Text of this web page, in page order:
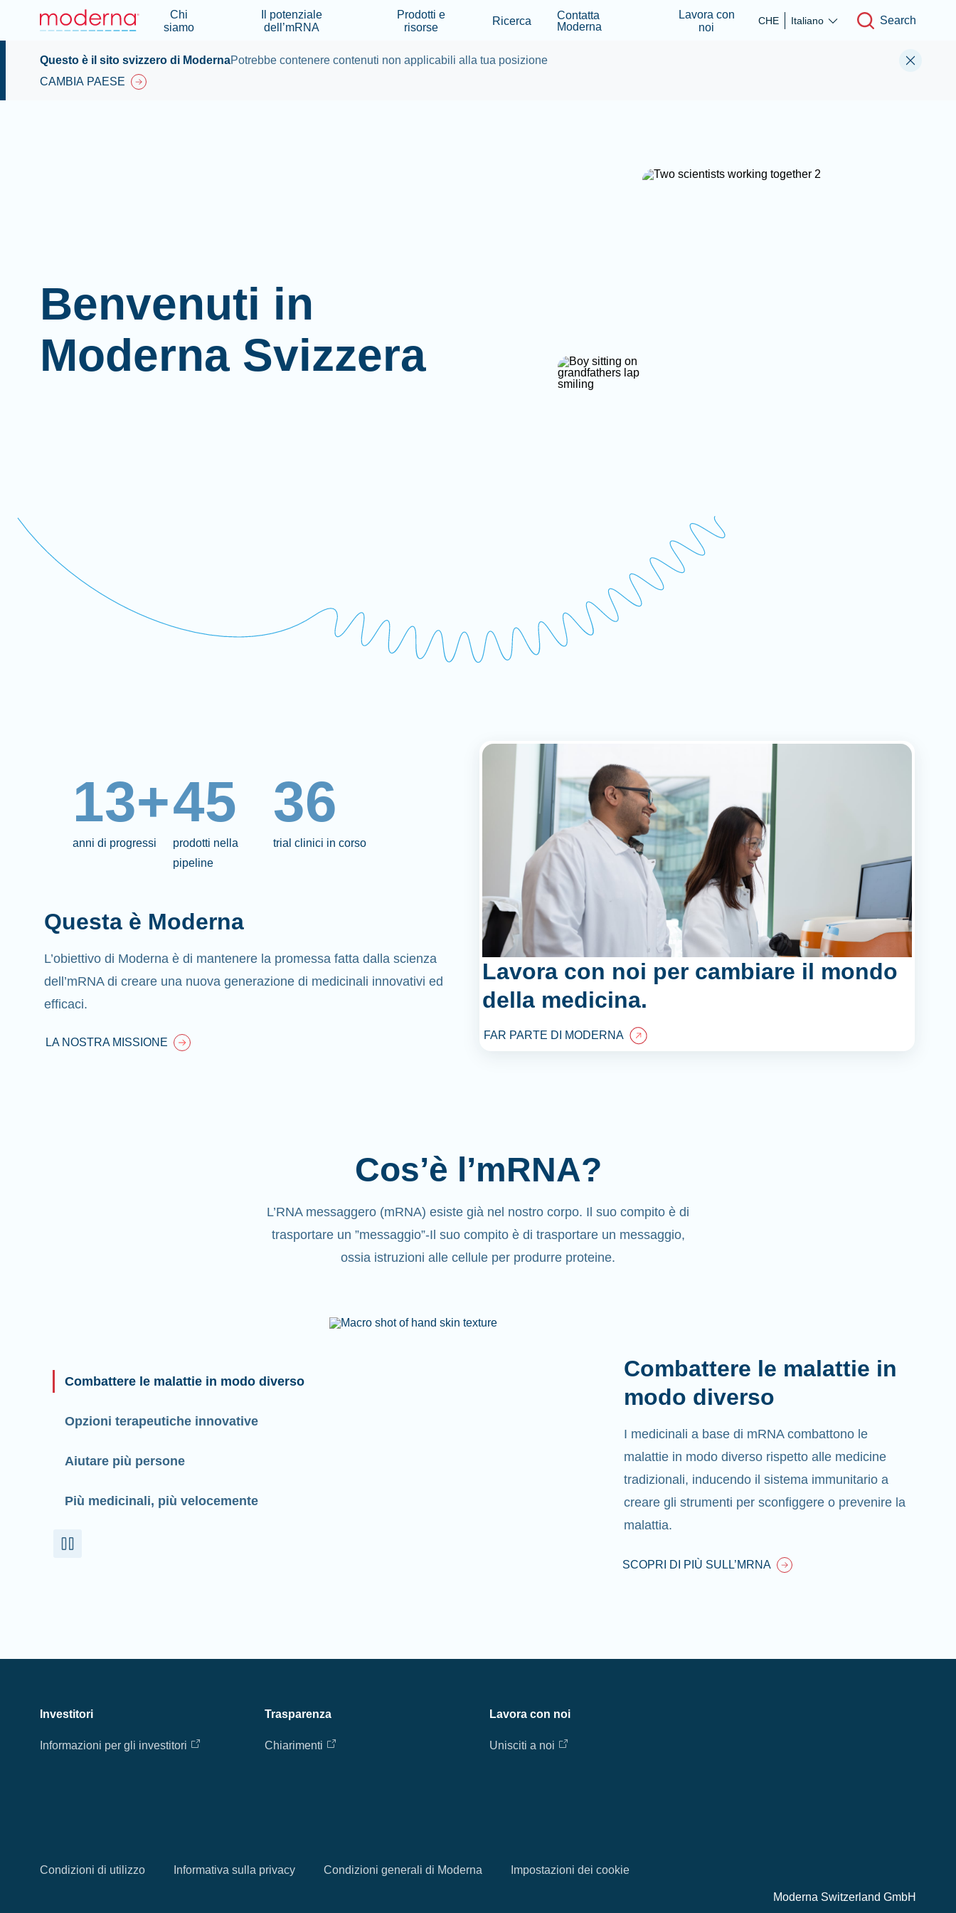
Skip to main content
Chi
siamo
Il potenziale
dell’mRNA
Prodotti e
risorse
Ricerca
Contatta
Moderna
Lavora con
noi
CHE Italiano Search
Questo è il sito svizzero di ModernaPotrebbe contenere contenuti non applicabili alla tua posizione
CAMBIA PAESE
Benvenuti in
Moderna Svizzera
13+
anni di progressi
45
prodotti nella
pipeline
36
trial clinici in corso
Questa è Moderna
L’obiettivo di Moderna è di mantenere la promessa fatta dalla scienza
dell’mRNA di creare una nuova generazione di medicinali innovativi ed
efficaci.
LA NOSTRA MISSIONE
Lavora con noi per cambiare il mondo
della medicina.
FAR PARTE DI MODERNA
Cos’è l’mRNA?
L’RNA messaggero (mRNA) esiste già nel nostro corpo. Il suo compito è di
trasportare un ”messaggio”-Il suo compito è di trasportare un messaggio,
ossia istruzioni alle cellule per produrre proteine.
Combattere le malattie in modo diverso
Opzioni terapeutiche innovative
Aiutare più persone
Più medicinali, più velocemente
Combattere le malattie in
modo diverso
I medicinali a base di mRNA combattono le
malattie in modo diverso rispetto alle medicine
tradizionali, inducendo il sistema immunitario a
creare gli strumenti per sconfiggere o prevenire la
malattia.
SCOPRI DI PIÙ SULL’MRNA
Investitori
Informazioni per gli investitori
Trasparenza
Chiarimenti
Lavora con noi
Unisciti a noi
Condizioni di utilizzo Informativa sulla privacy Condizioni generali di Moderna Impostazioni dei cookie
Moderna Switzerland GmbH